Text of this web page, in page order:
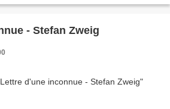
- Stefan Zweig